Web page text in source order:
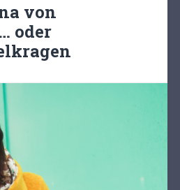
von
oder